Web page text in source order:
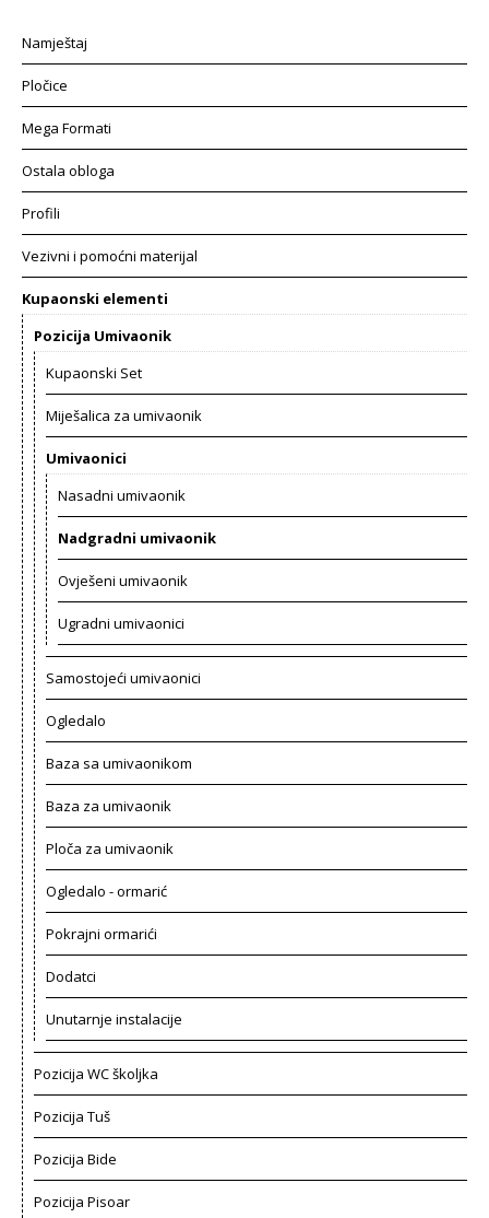
Namještaj
Pločice
Mega Formati
Ostala obloga
Profili
Vezivni i pomoćni materijal
Kupaonski elementi
Pozicija Umivaonik
Kupaonski Set
Miješalica za umivaonik
Umivaonici
Nasadni umivaonik
Nadgradni umivaonik
Ovješeni umivaonik
Ugradni umivaonici
Samostojeći umivaonici
Ogledalo
Baza sa umivaonikom
Baza za umivaonik
Ploča za umivaonik
Ogledalo - ormarić
Pokrajni ormarići
Dodatci
Unutarnje instalacije
Pozicija WC školjka
Pozicija Tuš
Pozicija Bide
Pozicija Pisoar